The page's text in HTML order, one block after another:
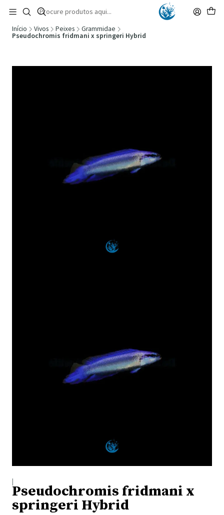
🚚 Portugal Continental: Portes Grátis desde 149,90€ (Envio extresso: 14,90€)
Ler mais
Início Vivos Peixes
Grammidae
Pseudochromis fridmani x springeri Hybrid
|
Pseudochromis fridmani x
springeri Hybrid